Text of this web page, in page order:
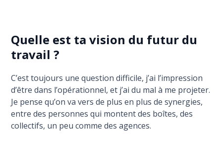
Quelle est ta vision du futur du
travail ?
C’est toujours une question difficile, j’ai l’impression
d’être dans l’opérationnel, et j’ai du mal à me projeter.
Je pense qu’on va vers de plus en plus de synergies,
entre des personnes qui montent des boîtes, des
collectifs, un peu comme des agences.